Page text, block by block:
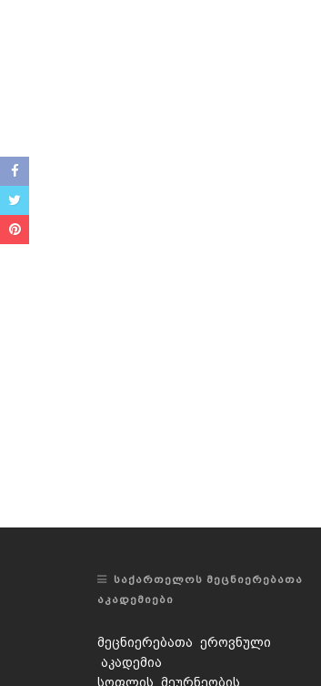
ᲡᲐᲥᲐᲠᲗᲔᲚᲝᲡ ᲛᲔᲪᲜᲘᲔᲠᲔᲑᲐᲗᲐ
ᲐᲙᲐᲓᲔᲛᲘᲔᲑᲘ
მეცნიერებათა ეროვნული
აკადემია
სოფლის მეურნეობის